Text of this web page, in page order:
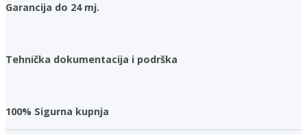
Garancija do 24 mj.
Tehnička dokumentacija i podrška
100% Sigurna kupnja